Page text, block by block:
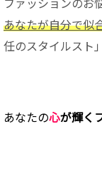
ファッションのお
あなたが自分で似
任のスタイルスト
あなたの心が輝く